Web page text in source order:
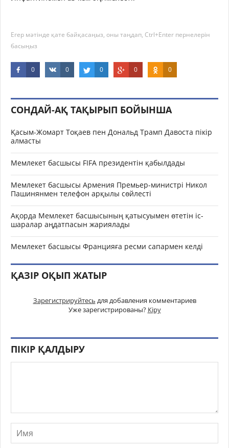
Егер мәтінде қате байқасаңыз, оны таңдап, Ctrl+Enter пернелерін
басыңыз
0 0 0 0 0
СОНДАЙ-АҚ ТАҚЫРЫП БОЙЫНША
Қасым-Жомарт Тоқаев пен Дональд Трамп Давоста пікір
алмасты
Мемлекет басшысы FIFA президентін қабылдады
Мемлекет басшысы Армения Премьер-министрі Никол
Пашинянмен телефон арқылы сөйлесті
Ақорда Мемлекет басшысының қатысуымен өтетін іс-
шаралар аңдатпасын жариялады
Мемлекет басшысы Францияға ресми сапармен келді
ҚАЗІР ОҚЫП ЖАТЫР
Зарегистрируйтесь для добавления комментариев
Уже зарегистрированы? Кіру
ПІКІР ҚАЛДЫРУ